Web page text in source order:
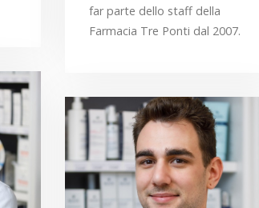
far parte dello staff della
Farmacia Tre Ponti dal 2007.